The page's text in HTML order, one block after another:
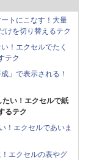
トにこなす！大量
けを切り替えるテク
！エクセルでたく
テク
」で表示される！
たい！エクセルで紙
るテク
！エクセルであいま
エクセルの表やグ